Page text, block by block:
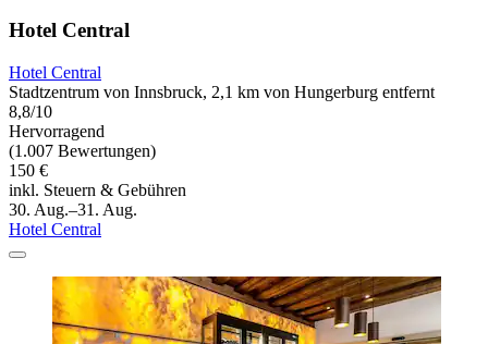
Hotel Central
Hotel Central
Stadtzentrum von Innsbruck, 2,1 km von Hungerburg entfernt
8,8/10
Hervorragend
(1.007 Bewertungen)
150 €
inkl. Steuern & Gebühren
30. Aug.–31. Aug.
Hotel Central